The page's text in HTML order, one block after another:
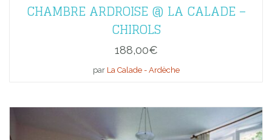
CHAMBRE ARDROISE @ LA CALADE –
CHIROLS
188,00€
par La Calade - Ardèche